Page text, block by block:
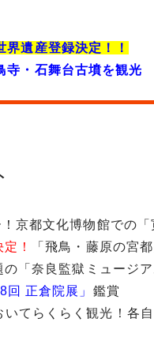
界遺産登録決定！！
寺・石舞台古墳を観光
京都文化博物館での
！
「飛鳥・藤原の宮
の「奈良監獄ミュージ
回 正倉院展」 鑑賞
いてらくらく観光！各